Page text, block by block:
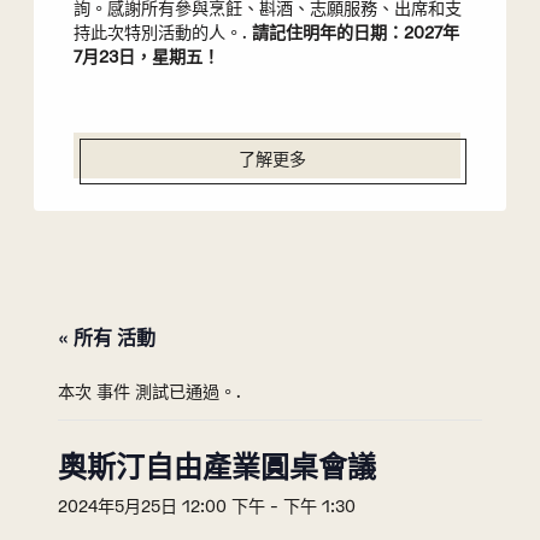
詢。感謝所有參與烹飪、斟酒、志願服務、出席和支
持此次特別活動的人。. 請記住明年的日期：2027年
7月23日，星期五！
了解更多
« 所有 活動
本次 事件 測試已通過。.
奧斯汀自由產業圓桌會議
2024年5月25日 12:00 下午 - 下午 1:30